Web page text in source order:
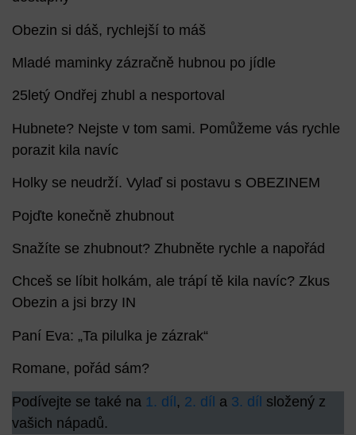
Obezin si dáš, rychlejší to máš
Mladé maminky zázračně hubnou po jídle
25letý Ondřej zhubl a nesportoval
Hubnete? Nejste v tom sami. Pomůžeme vás rychle
porazit kila navíc
Holky se neudrží. Vylaď si postavu s OBEZINEM
Pojďte konečně zhubnout
Snažíte se zhubnout? Zhubněte rychle a napořád
Chceš se líbit holkám, ale trápí tě kila navíc? Zkus
Obezin a jsi brzy IN
Paní Eva: „Ta pilulka je zázrak“
Romane, pořád sám?
Podívejte se také na 1. díl, 2. díl a 3. díl složený z
vašich nápadů.